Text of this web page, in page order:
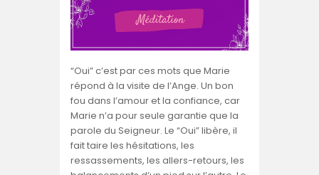
“Oui” c’est par ces mots que Marie
répond à la visite de l’Ange. Un bon
fou dans l’amour et la confiance, car
Marie n’a pour seule garantie que la
parole du Seigneur. Le “Oui” libère, il
fait taire les hésitations, les
ressassements, les allers-retours, les